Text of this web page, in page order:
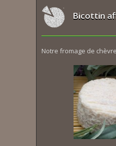
Bicottin
Notre fromage de